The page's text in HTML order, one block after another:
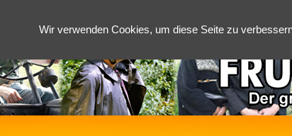
Wir verwenden Cookies, um diese Seite zu